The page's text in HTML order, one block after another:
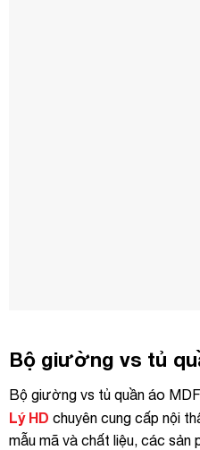
Bộ giường vs tủ
Bộ giường vs tủ quần áo
Lý HD chuyên cung cấp nội
mẫu mã và chất liệu, các sản